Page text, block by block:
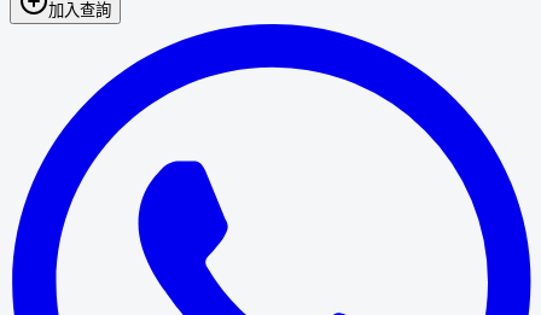
加入查詢